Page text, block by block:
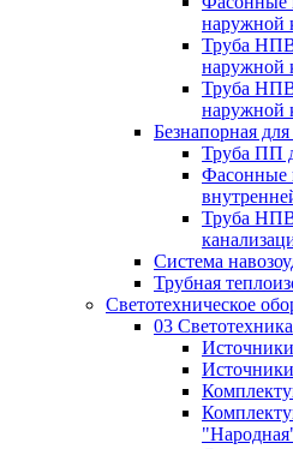
наружной
Труба
наружной
Труба
наружной
Безнапорная
Труба ПП
Труба
Система
Трубная
Светотехническое
03 Светотехника
Источники